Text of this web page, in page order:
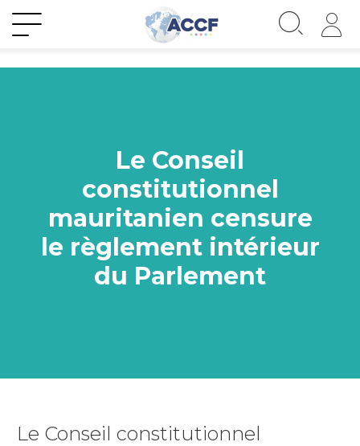
Le Conseil
constitutionnel
mauritanien censure
le règlement intérieur
du Parlement
Le Conseil constitutionnel